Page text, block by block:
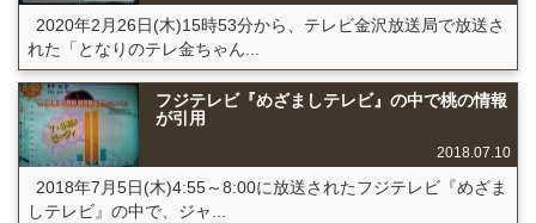
2020年2月26日(木)15時53分から、テレビ金沢放送局で放送さ
れた「となりのテレ金ちゃん...
フジテレビ『めざましテレビ』の中で桃の情報
が引用
2018.07.10
2018年7月5日(木)4:55～8:00に放送されたフジテレビ『めざま
しテレビ』の中で、ジャ...